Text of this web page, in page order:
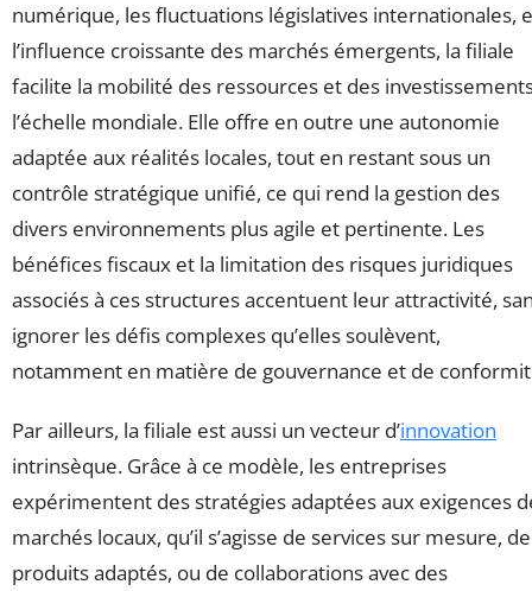
numérique, les fluctuations législatives internationales,
l’influence croissante des marchés émergents, la filiale
facilite la mobilité des ressources et des
l’échelle mondiale. Elle offre en outre une autonomie
adaptée aux réalités locales, tout en restant sous un
contrôle stratégique unifié, ce qui rend la gestion des
divers environnements plus agile et pertinente. Les
bénéfices fiscaux et la limitation des risques juridiques
associés à ces structures accentuent leur attractivité,
ignorer les défis complexes qu’elles soulèvent,
notamment en matière de gouvernance et de
Par ailleurs, la filiale est aussi un vecteur d’innovation
intrinsèque. Grâce à ce modèle, les entreprises
expérimentent des stratégies adaptées aux exigences
marchés locaux, qu’il s’agisse de services sur mesure, de
produits adaptés, ou de collaborations avec des